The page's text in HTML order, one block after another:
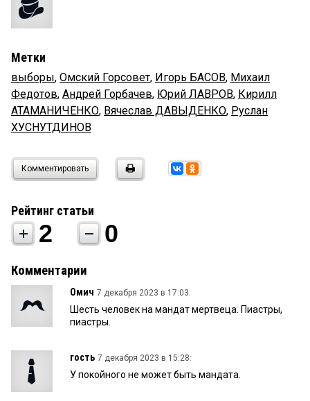
Метки
выборы, Омский Горсовет, Игорь БАСОВ, Михаил
Федотов, Андрей Горбачев, Юрий ЛАВРОВ, Кирилл
АТАМАНИЧЕНКО, Вячеслав ДАВЫДЕНКО, Руслан
ХУСНУТДИНОВ
Комментировать
Рейтинг статьи
2 0
Комментарии
Омич 7 декабря 2023 в 17:03:
Шесть человек на мандат мертвеца. Пиастры,
пиастры.
гость 7 декабря 2023 в 15:28:
У покойного не может быть мандата.